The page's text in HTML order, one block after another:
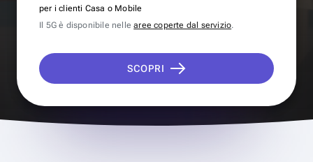
per i clienti Casa o Mobile
Il 5G è disponibile nellearee coperte dal servizio.
SCOPRI